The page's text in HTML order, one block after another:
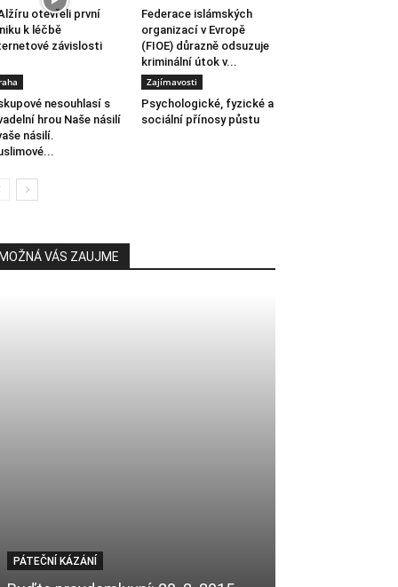
otevřeli první
k léčbě
závislosti
Federace islámských
organizací v Evropě
(FIOE) důrazně odsuzuje
kriminální útok v...
nesouhlasí s
hrou Naše násilí
násilí.
Zajímavosti
Psychologické, fyzické a
sociální přínosy půstu
MOŽNÁ VÁS ZAUJME
PÁTEČNÍ KÁZÁNÍ